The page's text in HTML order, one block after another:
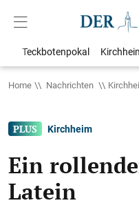
Teckbotenpokal
Home Nachrichten
Kirchheim
Ein
Latein